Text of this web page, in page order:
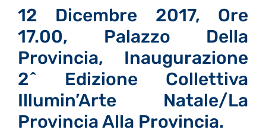
12 Dicembre 2017, Ore
17.00, Palazzo Della
Provincia, Inaugurazione
2^ Edizione Collettiva
Illumin’Arte Natale/La
Provincia Alla Provincia.